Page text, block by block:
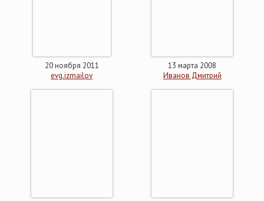
20 ноября 2011
evg.izmailov
13 марта 2008
Иванов Дмитрий